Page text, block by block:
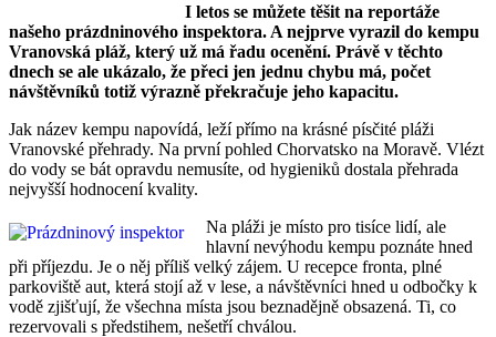
I letos se můžete těšit na reportáže
našeho prázdninového inspektora. A nejprve vyrazil do kempu
Vranovská pláž, který už má řadu ocenění. Právě v těchto
dnech se ale ukázalo, že přeci jen jednu chybu má, počet
návštěvníků totiž výrazně překračuje jeho kapacitu.
Jak název kempu napovídá, leží přímo na krásné písčité pláži
Vranovské přehrady. Na první pohled Chorvatsko na Moravě. Vlézt
do vody se bát opravdu nemusíte, od hygieniků dostala přehrada
nejvyšší hodnocení kvality.
Na pláži je místo pro tisíce lidí, ale
hlavní nevýhodu kempu poznáte hned
při příjezdu. Je o něj příliš velký zájem. U recepce fronta, plné
parkoviště aut, která stojí až v lese, a návštěvníci hned u odbočky k
vodě zjišťují, že všechna místa jsou beznadějně obsazená. Ti, co
rezervovali s předstihem, nešetří chválou.